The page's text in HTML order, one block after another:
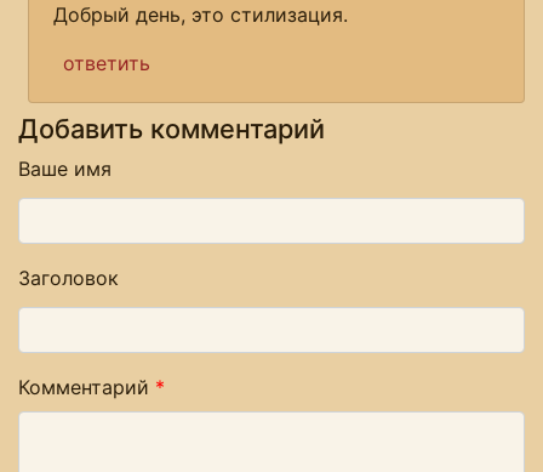
Добрый день, это стилизация.
ответить
Добавить комментарий
Ваше имя
Заголовок
Комментарий *